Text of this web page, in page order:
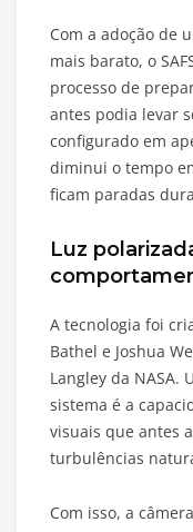
Com a adoção de
mais barato, o
processo de
antes podia levar
configurado em
diminui o tempo
ficam paradas
Luz
A tecnologia foi
Bathel e Joshua
Langley da NASA.
sistema é a
visuais que antes
turbulências
Com isso, a